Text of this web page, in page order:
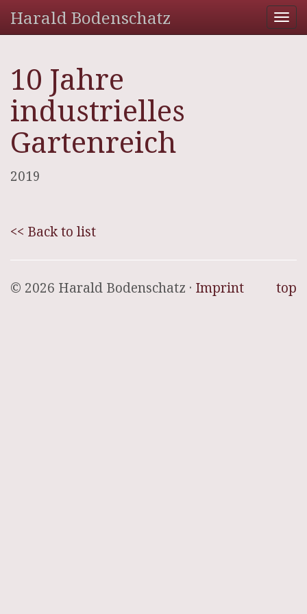
Harald Bodenschatz
10 Jahre
industrielles
Gartenreich
2019
<< Back to list
top
© 2026 Harald Bodenschatz · Imprint